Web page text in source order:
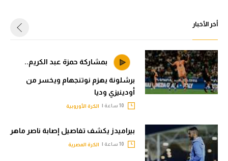
أخر الأخبار
بمشاركة حمزة عبد الكريم..
برشلونة يهزم نوتنجهام ويخسر من
أودينيزي وديا
الكرة الأوروبية
بيراميدز يكشف تفاصيل إصابة ناصر ماهر
الكرة المصرية